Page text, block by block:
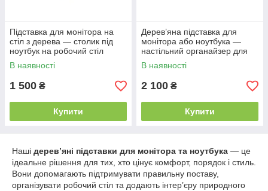
Підставка для монітора на
стіл з дерева — столик під
ноутбук на робочий стіл
В наявності
1 500 ₴
Купити
Дерев’яна підставка для
монітора або ноутбука —
настільний органайзер для
робочого місця (110 см)
В наявності
2 100 ₴
Купити
Наші дерев’яні підставки для монітора та ноутбука — це
ідеальне рішення для тих, хто цінує комфорт, порядок і стиль.
Вони допомагають підтримувати правильну поставу,
організувати робочий стіл та додають інтер’єру природного